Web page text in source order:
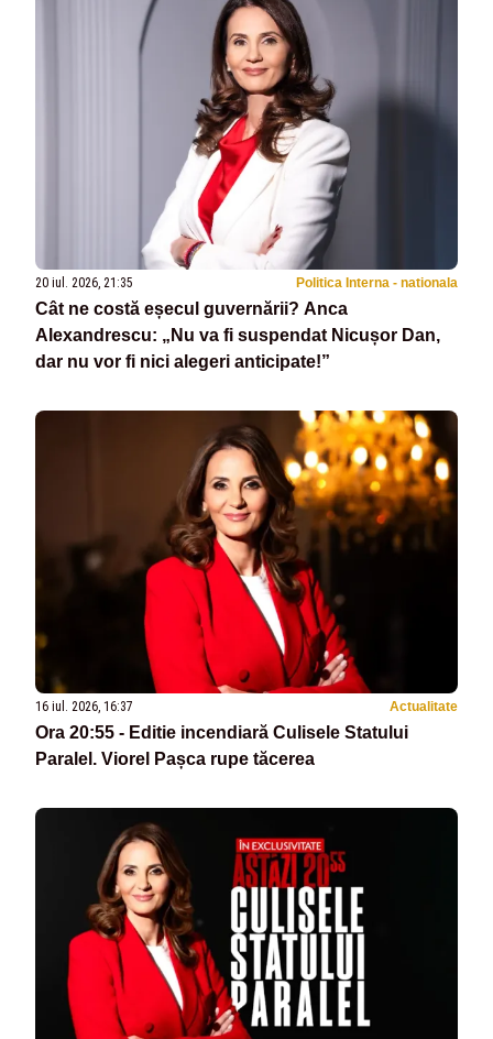
20 iul. 2026, 21:35 Politica Interna - nationala
Cât ne costă eșecul guvernării? Anca
Alexandrescu: „Nu va fi suspendat Nicușor Dan,
dar nu vor fi nici alegeri anticipate!”
16 iul. 2026, 16:37 Actualitate
Ora 20:55 - Editie incendiară Culisele Statului
Paralel. Viorel Pașca rupe tăcerea